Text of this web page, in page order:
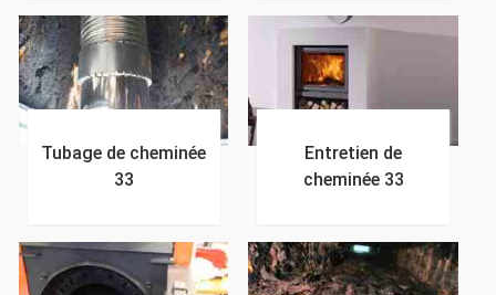
Tubage de cheminée
33
Entretien de
cheminée 33